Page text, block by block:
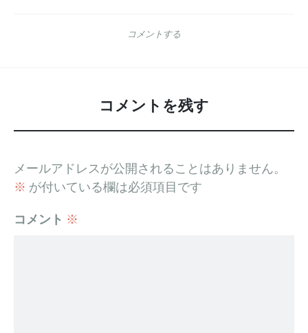
コメントする
コメントを残す
メールアドレスが公開されることはありません。
※ が付いている欄は必須項目です
コメント ※